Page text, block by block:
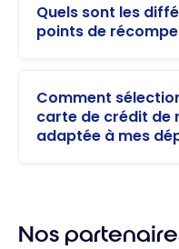
Quels sont les
points de
Comment
carte de crédit de
adaptée à mes
Nos